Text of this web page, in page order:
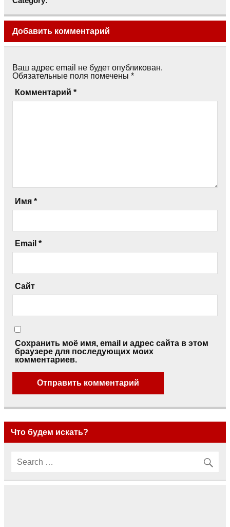
Добавить комментарий
Ваш адрес email не будет опубликован.
Обязательные поля помечены *
Комментарий *
Имя *
Email *
Сайт
Сохранить моё имя, email и адрес сайта в этом
браузере для последующих моих
комментариев.
Что будем искать?